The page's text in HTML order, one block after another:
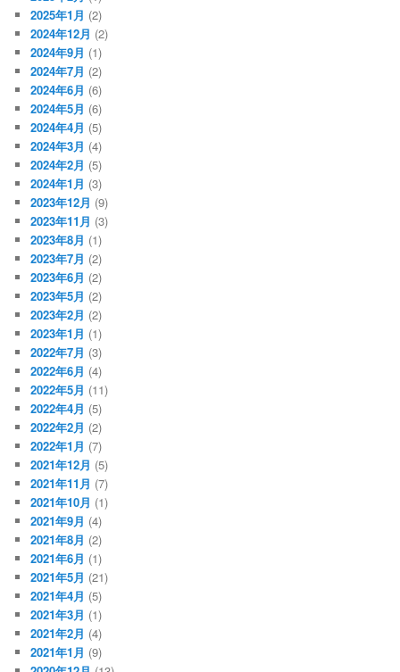
2025年1月 (2)
2024年12月 (2)
2024年9月 (1)
2024年7月 (2)
2024年6月 (6)
2024年5月 (6)
2024年4月 (5)
2024年3月 (4)
2024年2月 (5)
2024年1月 (3)
2023年12月 (9)
2023年11月 (3)
2023年8月 (1)
2023年7月 (2)
2023年6月 (2)
2023年5月 (2)
2023年2月 (2)
2023年1月 (1)
2022年7月 (3)
2022年6月 (4)
2022年5月 (11)
2022年4月 (5)
2022年2月 (2)
2022年1月 (7)
2021年12月 (5)
2021年11月 (7)
2021年10月 (1)
2021年9月 (4)
2021年8月 (2)
2021年6月 (1)
2021年5月 (21)
2021年4月 (5)
2021年3月 (1)
2021年2月 (4)
2021年1月 (9)